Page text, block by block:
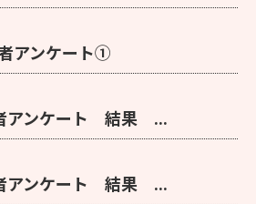
アンケート①
アンケート 結果 ...
アンケート 結果 ...